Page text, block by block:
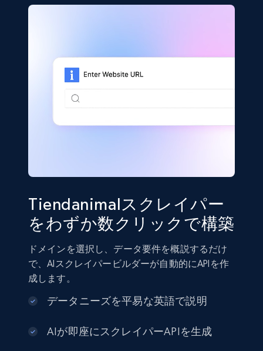
Tiendanimalスクレイパー
をわずか数クリックで構築
ドメインを選択し、データ要件を概説するだけ
で、AIスクレイパービルダーが自動的にAPIを作
成します。
データニーズを平易な英語で説明
AIが即座にスクレイパーAPIを生成